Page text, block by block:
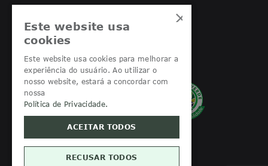
+55 (11) 5043-9354
contato@poligono.com
×
Este website usa
cookies
Este website usa cookies para melhorar a
experiência do usuário. Ao utilizar o
nosso website, estará a concordar com
nossa
Política de Privacidade.
ACEITAR TODOS
RECUSAR TODOS